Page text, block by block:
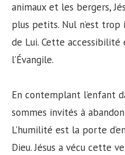
animaux et les bergers,
plus petits. Nul n’est trop
de Lui. Cette
l’Évangile.
En contemplant l’enfant
sommes invités à
L’humilité est la porte
Dieu. Jésus a vécu cette